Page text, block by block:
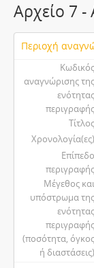
Αρχείο 7 -
Περιοχή
Κωδικός
αναγνώρισης της
ενότητας
περιγραφής
Τίτλος
Χρονολογία(ες)
Επίπεδο
περιγραφής
Μέγεθος και
υπόστρωμα της
ενότητας
περιγραφής
(ποσότητα, όγκος
ή διαστάσεις)